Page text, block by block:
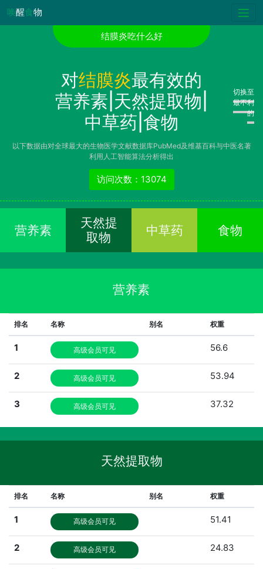
唤醒食物
结膜炎吃什么好
对结膜炎最有效的
营养素|天然提取物|
中草药|食物
切换至
最不利
的
以下数据由对全球最大的生物医学文献数据库PubMed及维基百科与中医名著
利用人工智能算法分析得出
访问次数：13074
营养素
天然提
取物
中草药 食物
营养素
排名 名称 别名 权重
1 高级会员可见 56.6
2 高级会员可见 53.94
3 高级会员可见 37.32
天然提取物
排名 名称 别名 权重
1 高级会员可见 51.41
2 高级会员可见 24.83